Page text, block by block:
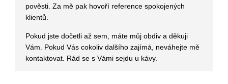
pověsti. Za mě pak hovoří reference spokojených
klientů.
Pokud jste dočetli až sem, máte můj obdiv a děkuji
Vám. Pokud Vás cokoliv dalšího zajímá, neváhejte mě
kontaktovat. Rád se s Vámi sejdu u kávy.